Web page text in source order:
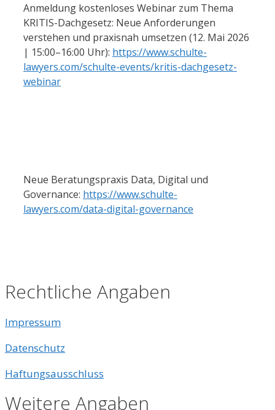
Anmeldung kostenloses Webinar zum Thema
KRITIS-Dachgesetz: Neue Anforderungen
verstehen und praxisnah umsetzen (12. Mai 2026
| 15:00–16:00 Uhr): https://www.schulte-
lawyers.com/schulte-events/kritis-dachgesetz-
webinar
Neue Beratungspraxis Data, Digital und
Governance: https://www.schulte-
lawyers.com/data-digital-governance
Rechtliche Angaben
Impressum
Datenschutz
Haftungsausschluss
Weitere Angaben